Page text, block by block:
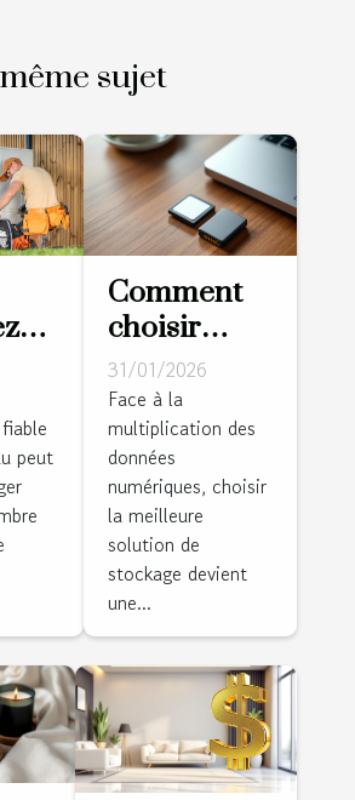
sujet
peut
Comment
choisir
entre carte
mémoire
SD et
disque dur
pour
sécuriser
vos
données ?
31/01/2026
Face à la
multiplication des
données
numériques, choisir
la meilleure
solution de
stockage devient
une...